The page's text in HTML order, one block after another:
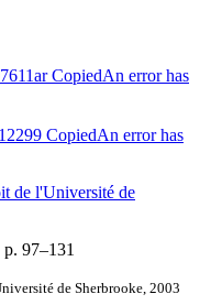
CopiedAn error has
CopiedAn error has
de l'Université de
p. 97–131
de Sherbrooke, 2003